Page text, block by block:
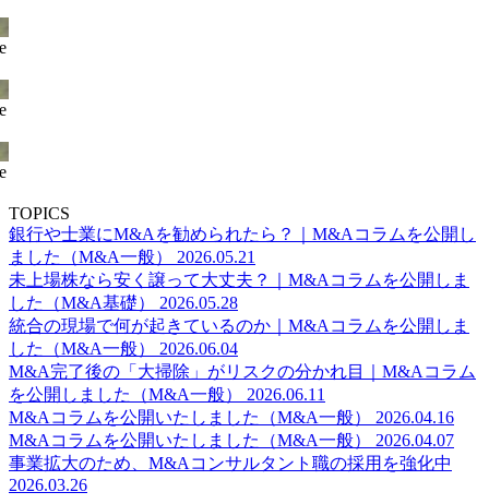
TOPICS
銀行や士業にM&Aを勧められたら？｜M&Aコラムを公開し
ました（M&A一般）
2026.05.21
未上場株なら安く譲って大丈夫？｜M&Aコラムを公開しま
した（M&A基礎）
2026.05.28
統合の現場で何が起きているのか｜M&Aコラムを公開しま
した（M&A一般）
2026.06.04
M&A完了後の「大掃除」がリスクの分かれ目｜M&Aコラム
を公開しました（M&A一般）
2026.06.11
M&Aコラムを公開いたしました（M&A一般）
2026.04.16
M&Aコラムを公開いたしました（M&A一般）
2026.04.07
事業拡大のため、M&Aコンサルタント職の採用を強化中
2026.03.26